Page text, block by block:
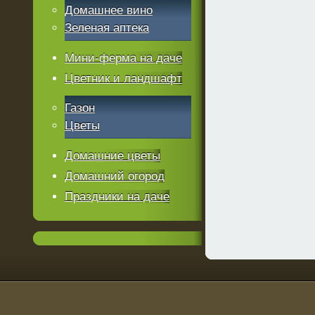
Домашнее вино
Зеленая аптека
Мини-ферма на даче
Цветник и ландшафт
Газон
Цветы
Домашние цветы
Домашний огород
Праздники на даче